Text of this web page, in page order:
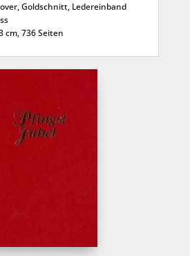
Goldschnitt, Ledereinband
cm, 736 Seiten